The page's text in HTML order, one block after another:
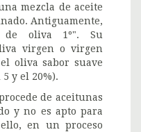
mezcla de aceite
Antiguamente,
de oliva 1º". Su
virgen o virgen
oliva sabor suave
y el 20%).
de aceitunas
y no es apto para
en un proceso